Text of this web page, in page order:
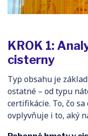
KROK 1:
cisterny
Typ obsahu je
ostatné – od typu
certifikácie. To, čo
ovplyvňuje i to, aký